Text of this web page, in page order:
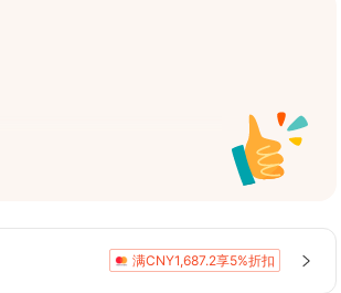
满CNY1,687.2享5%折扣